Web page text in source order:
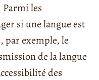
Parmi les
si une langue est
par exemple, le
de la langue
des